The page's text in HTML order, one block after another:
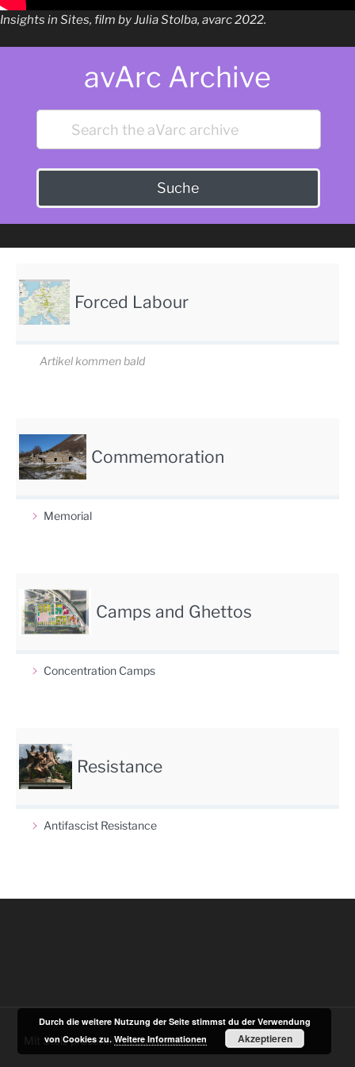
Insights in Sites, film by Julia Stolba, avarc 2022.
avArc Archive
Suche
Forced Labour
Artikel kommen bald
Commemoration
Memorial
Camps and Ghettos
Concentration Camps
Resistance
Antifascist Resistance
Mit Stolz präsentiert von WordPress
Durch die weitere Nutzung der Seite stimmst du der Verwendung
von Cookies zu.Weitere Informationen Akzeptieren